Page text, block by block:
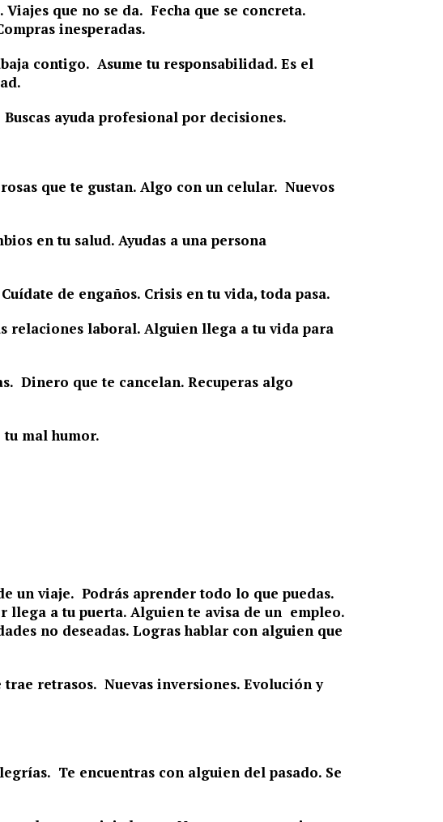
que no se da. Fecha que se concreta.
inesperadas.
contigo. Asume tu responsabilidad. Es el
ayuda profesional por decisiones.
que te gustan. Algo con un celular. Nuevos
en tu salud. Ayudas a una persona
de engaños. Crisis en tu vida, toda pasa.
relaciones laboral. Alguien llega a tu vida para
Dinero que te cancelan. Recuperas algo
tu mal humor.
un viaje. Podrás aprender todo lo que puedas.
llega a tu puerta. Alguien te avisa de un empleo.
no deseadas. Logras hablar con alguien que
retrasos. Nuevas inversiones. Evolución y
Te encuentras con alguien del pasado. Se